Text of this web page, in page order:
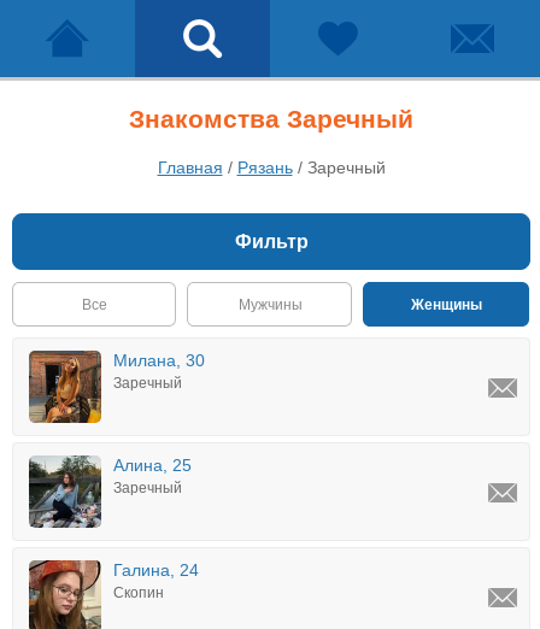
Знакомства Заречный
Главная / Рязань/ Заречный
Фильтр
Все Мужчины Женщины
Милана, 30
Заречный
Алина, 25
Заречный
Галина, 24
Скопин